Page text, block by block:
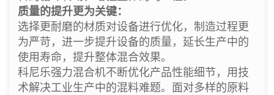
质量的提升更为关键：
选择更耐磨的材质对设备进行优化，制造过程更
为严苛，进一步提升设备的质量，延长生产中的
使用寿命，提升整体混合效果。
科尼乐强力混合机不断优化产品性能细节，用技
术解决工业生产中的混料难题。面对多样的原料